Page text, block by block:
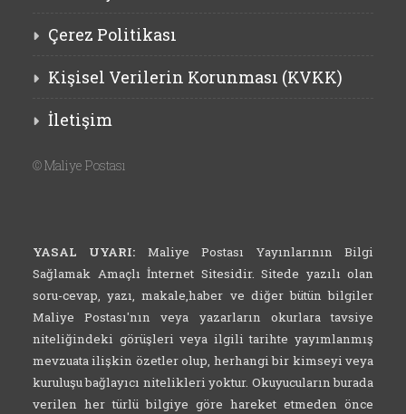
Çerez Politikası
Kişisel Verilerin Korunması (KVKK)
İletişim
©Maliye Postası
YASAL UYARI: Maliye Postası Yayınlarının Bilgi
Sağlamak Amaçlı İnternet Sitesidir. Sitede yazılı olan
soru-cevap, yazı, makale,haber ve diğer bütün bilgiler
Maliye Postası'nın veya yazarların okurlara tavsiye
niteliğindeki görüşleri veya ilgili tarihte yayımlanmış
mevzuata ilişkin özetler olup, herhangi bir kimseyi veya
kuruluşu bağlayıcı nitelikleri yoktur. Okuyucuların burada
verilen her türlü bilgiye göre hareket etmeden önce